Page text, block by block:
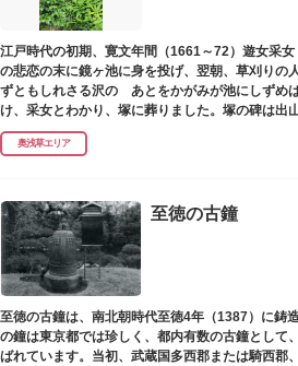
江戸時代の初期、寛文年間（1661～72）遊女采
の悲恋の末に鏡ヶ池に身を投げ、翌朝、草刈りの
ずともしれさる沢の あとをかがみが池にしずめ
け、采女とわかり、塚に葬りました。塚の碑は出
ります。
奥浅草エリア
至徳の古鐘
至徳の古鐘は、南北朝時代至徳4年（1387）に鋳
の鐘は東京都では珍しく、都内有数の古鐘として
ばれています。当初、武蔵国多西郡または騎西郡